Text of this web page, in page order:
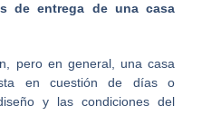
de entrega de una casa
pero en general, una casa
en cuestión de días o
y las condiciones del